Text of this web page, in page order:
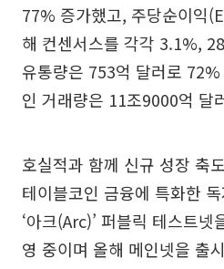
77% 증가했고, 주당순이익
해 컨센서스를 각각 3.1%,
유통량은 753억 달러로
인 거래량은 11조9000억 달
호실적과 함께 신규 성장 축
테이블코인 금융에 특화한
‘아크(Arc)’ 퍼블릭 테스트
영 중이며 올해 메인넷을 출